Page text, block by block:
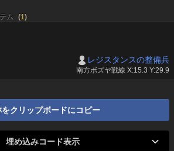
ム (1)
レジスタンスの整備兵
南方ボズヤ戦線 X:15.3 Y:29.9
をクリップボードにコピー
埋め込みコード表示